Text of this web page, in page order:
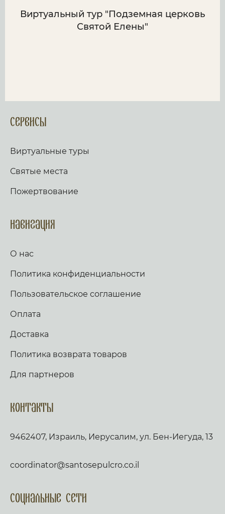
Виртуальный тур "Подземная церковь
Святой Елены"
Сервисы
Виртуальные туры
Святые места
Пожертвование
Навигация
О нас
Политика конфиденциальности
Пользовательское соглашение
Оплата
Доставка
Политика возврата товаров
Для партнеров
Контакты
9462407, Израиль, Иерусалим, ул. Бен-Иегуда, 13
coordinator@santosepulcro.co.il
Социальные сети